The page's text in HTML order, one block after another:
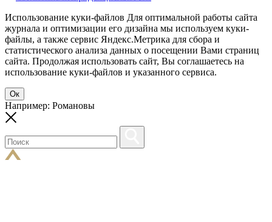
Использование куки-файлов Для оптимальной работы сайта
журнала и оптимизации его дизайна мы используем куки-
файлы, а также сервис Яндекс.Метрика для сбора и
статистического анализа данных о посещении Вами страниц
сайта. Продолжая использовать сайт, Вы соглашаетесь на
использование куки-файлов и указанного сервиса.
Ок
Например: Романовы